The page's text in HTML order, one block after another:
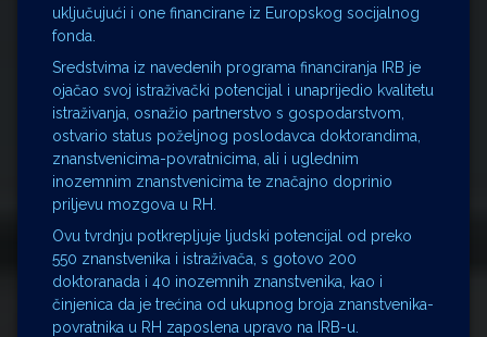
uključujući i one financirane iz Europskog socijalnog
fonda.
Sredstvima iz navedenih programa financiranja IRB je
ojačao svoj istraživački potencijal i unaprijedio kvalitetu
istraživanja, osnažio partnerstvo s gospodarstvom,
ostvario status poželjnog poslodavca doktorandima,
znanstvenicima-povratnicima, ali i uglednim
inozemnim znanstvenicima te značajno doprinio
priljevu mozgova u RH.
Ovu tvrdnju potkrepljuje ljudski potencijal od preko
550 znanstvenika i istraživača, s gotovo 200
doktoranada i 40 inozemnih znanstvenika, kao i
činjenica da je trećina od ukupnog broja znanstvenika-
povratnika u RH zaposlena upravo na IRB-u.